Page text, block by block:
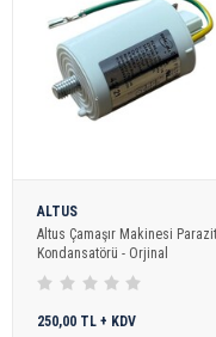
ALTUS
Altus Çamaşır Makinesi Parazit
Kondansatörü - Orjinal
250,00 TL + KDV